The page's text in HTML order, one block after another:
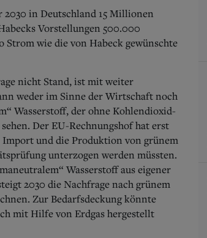
2030 in Deutschland 15 Millionen
Vorstellungen 500.000
wie die von Habeck gewünschte
nicht Stand, ist mit weiter
weder im Sinne der Wirtschaft noch
Wasserstoff, der ohne Kohlendioxid-
Der EU-Rechnungshof hat erst
und die Produktion von grünem
unterzogen werden müssten.
Wasserstoff aus eigener
2030 die Nachfrage nach grünem
Zur Bedarfsdeckung könnte
mit Hilfe von Erdgas hergestellt